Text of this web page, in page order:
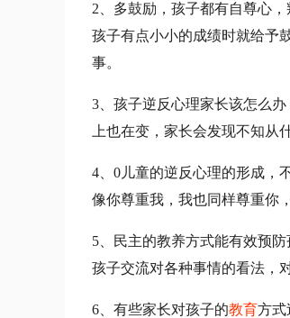
2、多鼓励，孩子都有自尊心
孩子有点小小的成绩时就给予
事。
3、孩子逆反心理家长该怎么
上也在变，家长会发现不知从
4、0儿童的逆反心理的形成，
像你尊重我，我也同样尊重你
5、民主的教养方式能有效预
孩子交流对各种事情的看法，
6、有些家长对孩子的教育方式